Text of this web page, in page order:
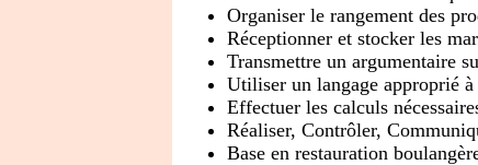
Organiser le rangement des
Réceptionner et stocker les
Transmettre un argumentaire
Utiliser un langage approprié
Effectuer les calculs
Réaliser, Contrôler,
Base en restauration